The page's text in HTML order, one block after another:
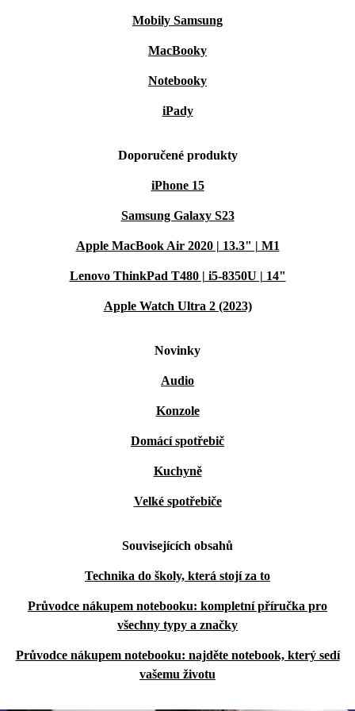
Mobily Samsung
MacBooky
Notebooky
iPady
Doporučené produkty
iPhone 15
Samsung Galaxy S23
Apple MacBook Air 2020 | 13.3" | M1
Lenovo ThinkPad T480 | i5-8350U | 14"
Apple Watch Ultra 2 (2023)
Novinky
Audio
Konzole
Domácí spotřebič
Kuchyně
Velké spotřebiče
Souvisejících obsahů
Technika do školy, která stojí za to
Průvodce nákupem notebooku: kompletní příručka pro
všechny typy a značky
Průvodce nákupem notebooku: najděte notebook, který sedí
vašemu životu